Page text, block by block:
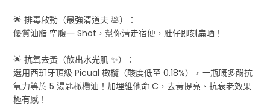
🌟 排毒啟動（最強清道夫 💩）：
優質油脂 空腹一 Shot，幫你清走宿便，肚仔即刻扁晒！
🌟 抗氧去黃（飲出水光肌 ✨）：
選用西班牙頂級 Picual 橄欖（酸度低至 0.18%），一瓶嘅多酚抗
氧力等於 5 湯匙橄欖油！加埋維他命 C，去黃提亮、抗衰老效果
極有感！